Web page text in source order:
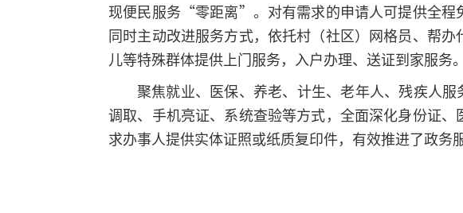
现便民服务“零距离”。对有需求的申请人可提供全
同时主动改进服务方式，依托村（社区）网格员、帮
儿等特殊群体提供上门服务，入户办理、送证到家服务。
聚焦就业、医保、养老、计生、老年人、残疾人
调取、手机亮证、系统查验等方式，全面深化身份证
求办事人提供实体证照或纸质复印件，有效推进了政